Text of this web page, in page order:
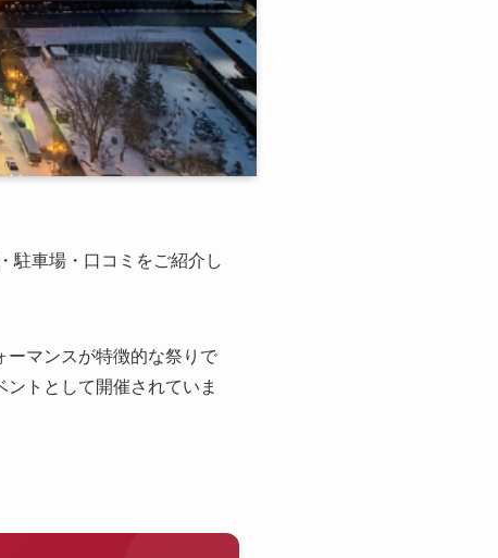
駐車場・口コミをご紹介し
ーマンスが特徴的な祭りで
トとして開催されていま